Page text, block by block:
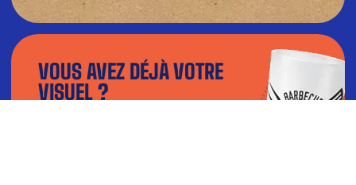
VOUS AVEZ DÉJÀ VOTRE
VISUEL ?